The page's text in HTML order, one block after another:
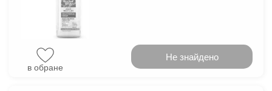
в обране
Не знайдено